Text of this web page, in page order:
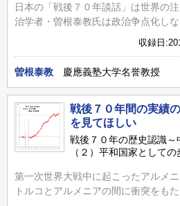
日本の「戦後７０年談話」は世界の
治学者・曽根泰教氏は政治争点化しな
収録日
曽根泰教 慶應義塾大学名誉教授
戦後７０年間の実績
を見てほしい
戦後７０年の歴史認識
（２）平和国家としての
第一次世界大戦中に起こったアルメ
トルコとアルメニアの間に衝突をも